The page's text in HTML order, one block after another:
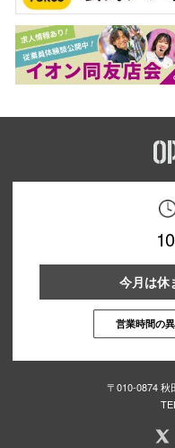
今月は休
営業時間の
〒010-0874 秋